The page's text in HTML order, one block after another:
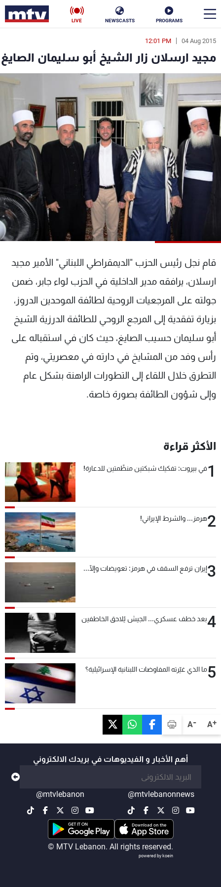
PROGRAMS
NEWSCASTS
LIVE
A+
A-
04 Aug 2015
12:01 PM
مجيد ارسلان زار الشيخ أبو سليمان الصايغ
قام نجل رئيس الحزب "الديمقراطي اللبناني" الأمير مجيد
ارسلان، يرافقه مدير الداخلية في الحزب لواء جابر، ضمن
جولته على المرجعيات الروحية لطائفة الموحدين الدروز،
بزيارة تفقدية إلى المرجع الروحي للطائفة الدرزية الشيخ
أبو سليمان حسيب الصايغ، حيث كان في استقباله على
رأس وفد من المشايخ في دارته في معصريتي، وتم
التطرق خلال اللقاء إلى التطورات الراهنة بشكل عام
وإلى شؤون الطائفة بصورة خاصة.
الأكثر قراءة
1في بيروت: تفكيك شبكتين منظّمتين للدعارة!
2هرمز... والشرط الإيراني!
3إيران ترفع السقف في هرمز: تعويضات وإلّا...
4بعد خطف عسكري... الجيش يُلاحق الخاطفين
5ما الذي غيّرته المفاوضات اللبنانية الإسرائيلية؟
أهم الأخبار و الفيديوهات في بريدك الالكتروني
@mtvlebanonnews
@mtvlebanon
© MTV Lebanon. All rights reserved.
powered by koein
en
الأخبار
ناس
إقتصاد فن
منوعات رياضة
كأس العالم
جدول البرامج
شاهد البرامج
الترددات
عن MTV
الإنـتـاج
لاعلاناتكم
وظائف
تواصل معنا
شروط الإسـتخدام